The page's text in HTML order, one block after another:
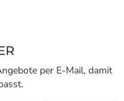
per E-Mail, damit